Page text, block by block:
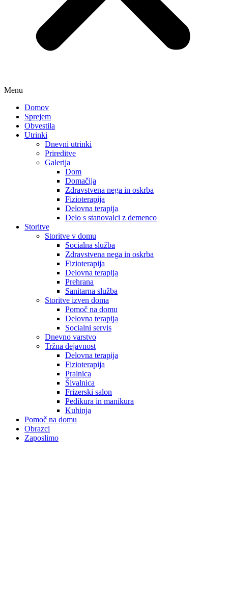
Menu
Domov
Sprejem
Obvestila
Utrinki
Dnevni utrinki
Prireditve
Galerija
Dom
Domačija
Zdravstvena nega in oskrba
Fizioterapija
Delovna terapija
Delo s stanovalci z demenco
Storitve
Storitve v domu
Socialna služba
Zdravstvena nega in oskrba
Fizioterapija
Delovna terapija
Prehrana
Sanitarna služba
Storitve izven doma
Pomoč na domu
Delovna terapija
Socialni servis
Dnevno varstvo
Tržna dejavnost
Delovna terapija
Fizioterapija
Pralnica
Šivalnica
Frizerski salon
Pedikura in manikura
Kuhinja
Pomoč na domu
Obrazci
Zaposlimo